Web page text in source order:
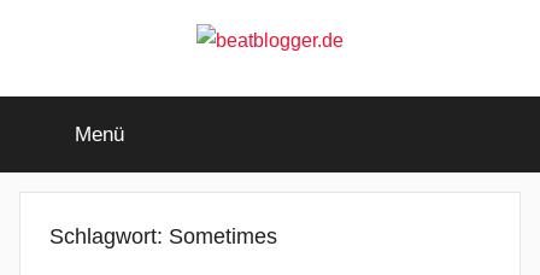
beatblogger.de
beat
goes
Menü
Schlagwort: Sometimes